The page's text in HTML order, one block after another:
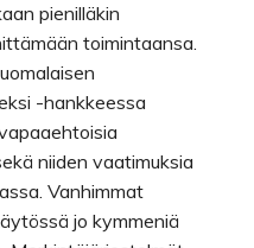
pienilläkin
toimintaansa.
-hankkeessa
niiden vaatimuksia
Vanhimmat
jo kymmeniä